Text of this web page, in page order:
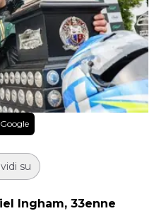
su
Ingham, 33enne